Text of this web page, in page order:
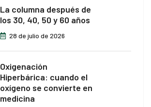
La columna después de
los 30, 40, 50 y 60 años
28 de julio de 2026
Oxigenación
Hiperbárica: cuando el
oxígeno se convierte en
medicina